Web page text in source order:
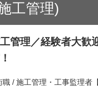
工管理)
工管理／経験者大
/ 施工管理・工事監理者